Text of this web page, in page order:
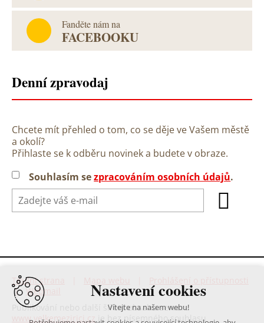
Fanděte nám na
FACEBOOKU
Denní zpravodaj
Chcete mít přehled o tom, co se děje ve Vašem městě
a okolí?
Přihlaste se k odběru novinek a budete v obraze.
Souhlasím sezpracováním osobních údajů.
Titulní strana
|Webmail
Publikování nebo další šíření obsahu serveru
www.velkemezirici.cz
je bez písemného souhlasu
Nastavení cookies
Vítejte na našem webu!